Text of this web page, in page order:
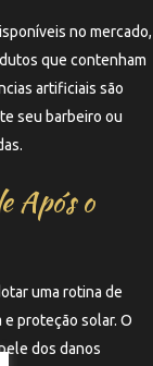
no mercado,
que contenham
artificiais são
seu barbeiro ou
Após o
uma rotina de
proteção solar. O
dos danos